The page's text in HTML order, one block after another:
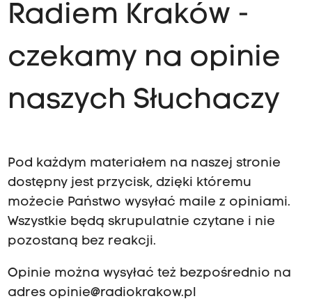
Radiem Kraków -
czekamy na opinie
naszych Słuchaczy
Pod każdym materiałem na naszej stronie
dostępny jest przycisk, dzięki któremu
możecie Państwo wysyłać maile z opiniami.
Wszystkie będą skrupulatnie czytane i nie
pozostaną bez reakcji.
Opinie można wysyłać też bezpośrednio na
adres opinie@radiokrakow.pl